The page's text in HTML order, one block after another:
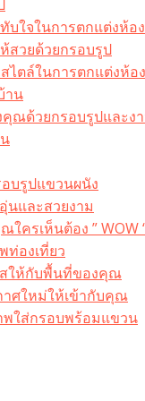
บใจในการตกแต่งห้อง
สวยด้วยกรอบรูป
ไตล์ในการตกแต่งห้อง
าน
ณด้วยกรอบรูปและง
บรูปแขวนผนัง
นและสวยงาม
ครเห็นต้อง ” WOW
ท่องเที่ยว
สให้กับพื้นที่ของคุณ
าศใหม่ให้เข้ากับคุณ
ใส่กรอบพร้อมแขวน​